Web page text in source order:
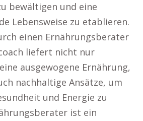
bewältigen und eine
Lebensweise zu etablieren.
einen Ernährungsberater
liefert nicht nur
ausgewogene Ernährung,
nachhaltige Ansätze, um
und Energie zu
ist ein